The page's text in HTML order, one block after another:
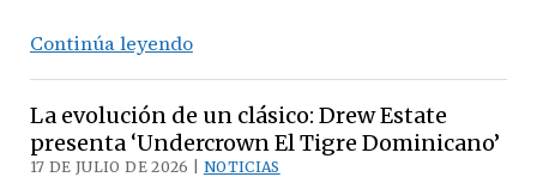
Continúa leyendoMadurez
capa:
General
La evolución de un clásico: Drew Estate
presenta ‘Undercrown El Tigre Dominicano’
17 DE JULIO DE 2026 | NOTICIAS